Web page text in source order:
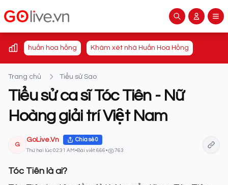
huấn hoa hồng Khám xét nhà Huấn Hoa Hồng
Trang chủ Tiểu sử Sao
Tiểu sử ca sĩ Tóc Tiên - Nữ
Hoàng giải trí Việt Nam
G
GoLive.Vn Chia sẻ0
Thứ hai lúc 02:31 AM • Bài viết: 666 • 763
Tóc Tiên là ai?